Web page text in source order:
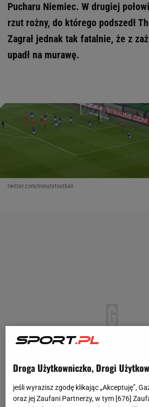
Pucharu Niemiec. W drugiej
rzut rożny, do którego podszedł
Zagrał jednak tak fatalnie, że z
upadł na murawę.
twitter.com/minutefootball
Droga Użytkowniczko, Drogi
jeśli wyrazisz zgodę klikając „Akceptuję”,
oraz jej Zaufani Partnerzy, w tym [676]